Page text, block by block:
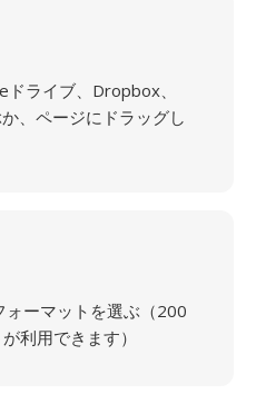
ライブ、Dropbox、
、ページにドラッグし
ーマットを選ぶ（200
利用できます）